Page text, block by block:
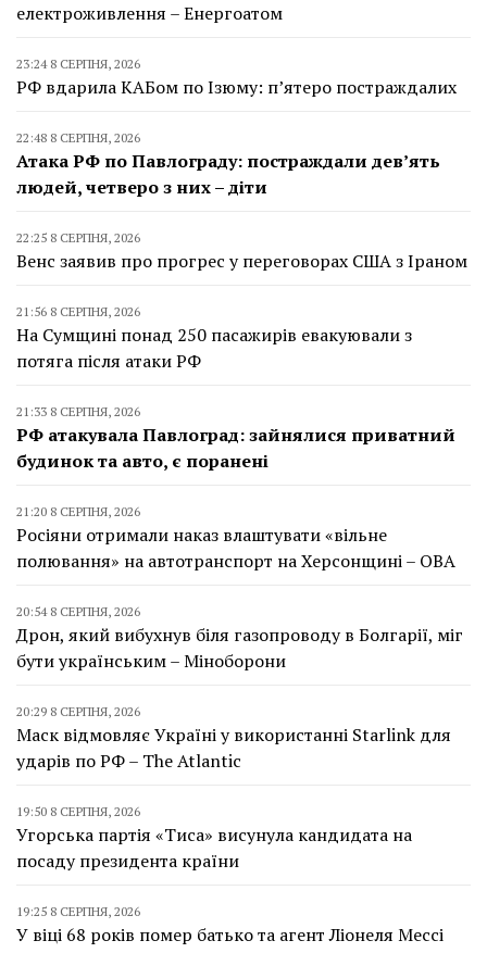
електроживлення – Енергоатом
23:24 8 СЕРПНЯ, 2026
РФ вдарила КАБом по Ізюму: п’ятеро постраждалих
22:48 8 СЕРПНЯ, 2026
Атака РФ по Павлограду: постраждали дев’ять
людей, четверо з них – діти
22:25 8 СЕРПНЯ, 2026
Венс заявив про прогрес у переговорах США з Іраном
21:56 8 СЕРПНЯ, 2026
На Сумщині понад 250 пасажирів евакуювали з
потяга після атаки РФ
21:33 8 СЕРПНЯ, 2026
РФ атакувала Павлоград: зайнялися приватний
будинок та авто, є поранені
21:20 8 СЕРПНЯ, 2026
Росіяни отримали наказ влаштувати «вільне
полювання» на автотранспорт на Херсонщині – ОВА
20:54 8 СЕРПНЯ, 2026
Дрон, який вибухнув біля газопроводу в Болгарії, міг
бути українським – Міноборони
20:29 8 СЕРПНЯ, 2026
Маск відмовляє Україні у використанні Starlink для
ударів по РФ – The Atlantic
19:50 8 СЕРПНЯ, 2026
Угорська партія «Тиса» висунула кандидата на
посаду президента країни
19:25 8 СЕРПНЯ, 2026
У віці 68 років помер батько та агент Ліонеля Мессі